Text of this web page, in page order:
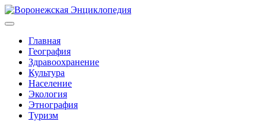
Главная
География
Здравоохранение
Культура
Население
Экология
Этнография
Туризм